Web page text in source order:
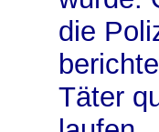
die
Täter